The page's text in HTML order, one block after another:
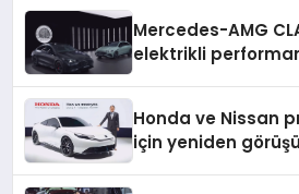
Mercedes-AMG
elektrikli
Honda ve Nissan
için yeniden